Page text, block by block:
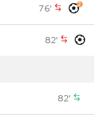
76' 2
82'
82'